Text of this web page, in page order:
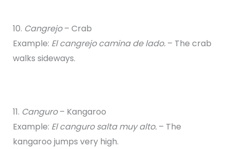
10. Cangrejo– Crab
Example: El cangrejo camina de lado.– The crab
walks sideways.
11. Canguro– Kangaroo
Example: El canguro salta muy alto.– The
kangaroo jumps very high.